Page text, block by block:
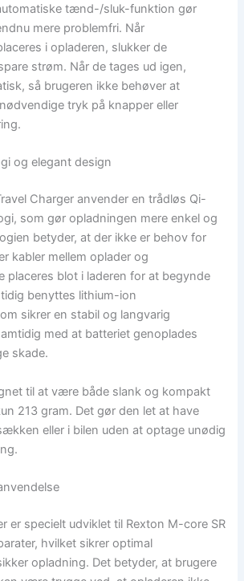
tænd-/sluk-funktion gør
mere problemfri. Når
i opladeren, slukker de
strøm. Når de tages ud igen,
så brugeren ikke behøver at
tryk på knapper eller
og elegant design
Charger anvender en trådløs Qi-
som gør opladningen mere enkel og
betyder, at der ikke er behov for
kabler mellem oplader og
placeres blot i laderen for at begynde
benyttes lithium-ion
sikrer en stabil og langvarig
med at batteriet genoplades
skade.
til at være både slank og kompakt
213 gram. Det gør den let at have
eller i bilen uden at optage unødig
er specielt udviklet til Rexton M-core SR
hvilket sikrer optimal
opladning. Det betyder, at brugere